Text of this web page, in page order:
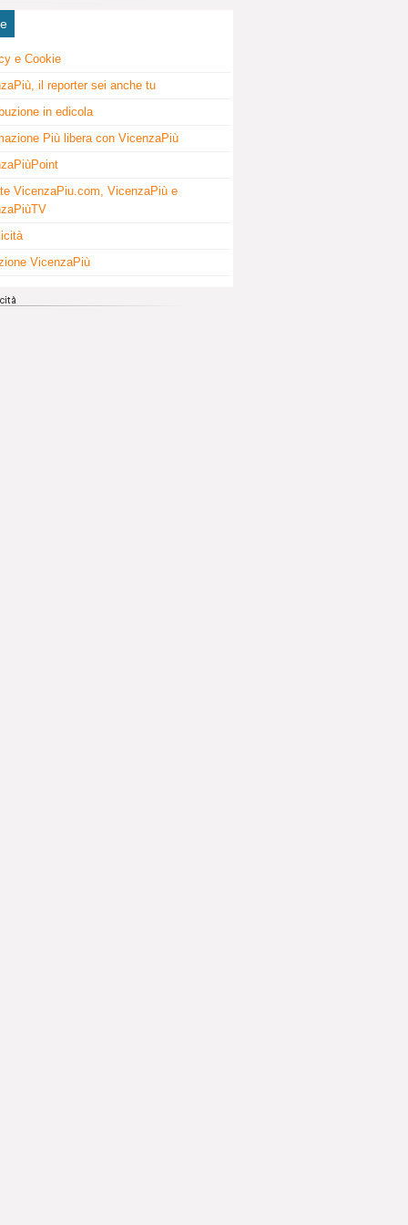
e Cookie
il reporter sei anche tu
in edicola
Più libera con VicenzaPiù
VicenzaPiu.com, VicenzaPiù e
VicenzaPiù